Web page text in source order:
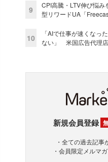
9
CPI高騰・LTV伸び悩
型リワードUA「
10
「AIで仕事が速くなっ
ない」 米国広告代理
新規会員登録
・全ての過去記事
・会員限定メルマ